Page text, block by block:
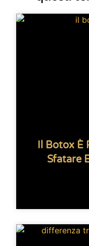
Il Botox È
Sfatare